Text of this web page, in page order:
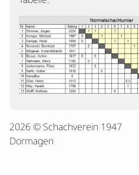
2026 © Schachverein 1947
Dormagen